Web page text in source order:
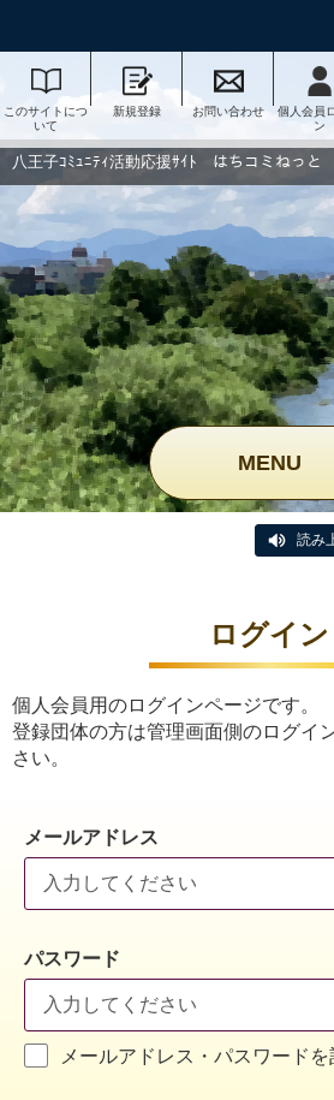
このサイトにつ
いて
新規登録 お問い合わせ
個人会員
ン
八王子ｺﾐｭﾆﾃｨ活動応援ｻｲﾄ はちコミねっと
MENU
読み
ログイン
個人会員用のログインページです。
登録団体の方は管理画面側のログイ
さい。
メールアドレス
パスワード
メールアドレス・パスワードを